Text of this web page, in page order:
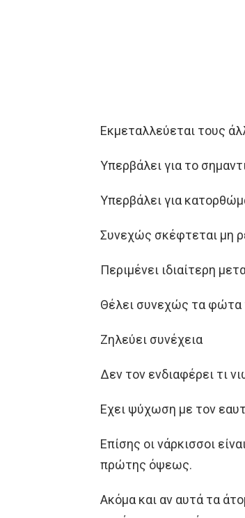
Εκμεταλλεύεται τους
Υπερβάλει για το
Υπερβάλει για
Συνεχώς σκέφτεται μη
Περιμένει ιδιαίτερη
Θέλει συνεχώς τα φώτα
Ζηλεύει συνέχεια
Δεν τον ενδιαφέρει τι
Εχει ψύχωση με τον
Επίσης οι νάρκισσοι
πρώτης όψεως.
Ακόμα και αν αυτά τα